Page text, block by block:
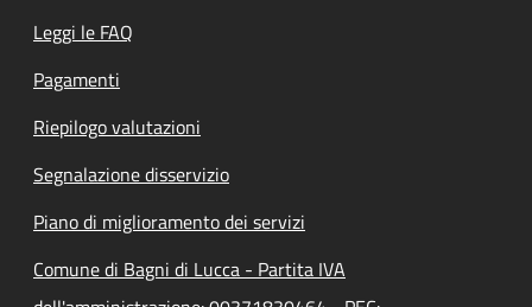
Leggi le FAQ
Pagamenti
Riepilogo valutazioni
Segnalazione disservizio
Piano di miglioramento dei servizi
Comune di Bagni di Lucca - Partita IVA